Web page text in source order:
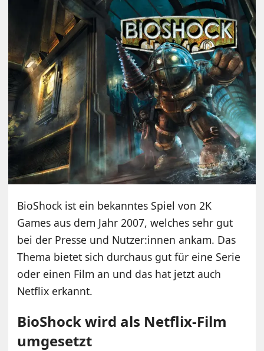
BioShock ist ein bekanntes Spiel von 2K
Games aus dem Jahr 2007, welches sehr gut
bei der Presse und Nutzer:innen ankam. Das
Thema bietet sich durchaus gut für eine Serie
oder einen Film an und das hat jetzt auch
Netflix erkannt.
BioShock wird als Netflix-Film
umgesetzt